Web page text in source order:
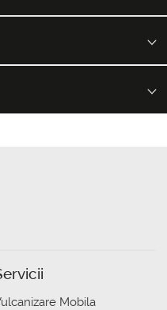
Mobila